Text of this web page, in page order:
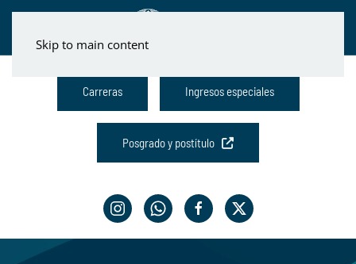
Skip to main content
Carreras Ingresos especiales
Posgrado y postítulo